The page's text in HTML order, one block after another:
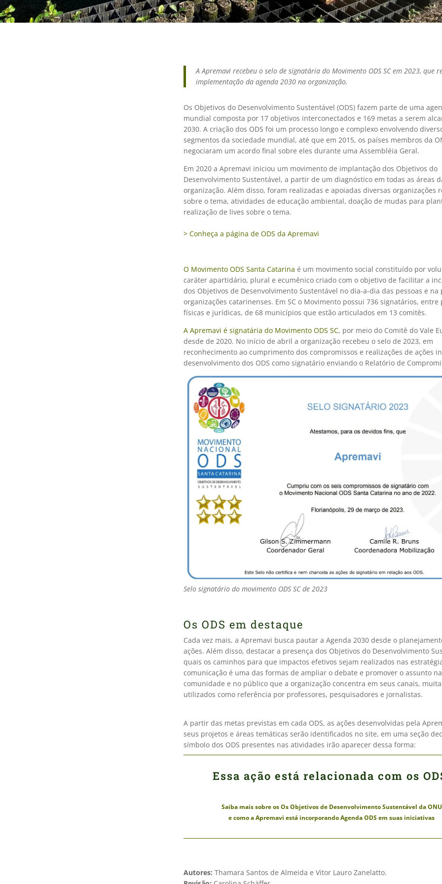
A Apremavi recebeu o selo de signatária do Movimento ODS SC em 2023, que
implementação da agenda 2030 na organização.
Os Objetivos do Desenvolvimento Sustentável (ODS) fazem parte de uma
mundial composta por 17 objetivos interconectados e 169 metas a serem
2030. A criação dos ODS foi um processo longo e complexo envolvendo
segmentos da sociedade mundial, até que em 2015, os países membros da
negociaram um acordo final sobre eles durante uma Assembléia Geral.
Em 2020 a Apremavi iniciou um movimento de implantação dos Objetivos do
Desenvolvimento Sustentável, a partir de um diagnóstico em todas as áreas
organização. Além disso, foram realizadas e apoiadas diversas organizações
sobre o tema, atividades de educação ambiental, doação de mudas para
realização de lives sobre o tema.
> Conheça a página de ODS da Apremavi
O Movimento ODS Santa Catarina é um movimento social constituído por
caráter apartidário, plural e ecumênico criado com o objetivo de facilitar a
dos Objetivos de Desenvolvimento Sustentável no dia-a-dia das pessoas e na
organizações catarinenses. Em SC o Movimento possui 736 signatários, entre
físicas e jurídicas, de 68 municípios que estão articulados em 13 comitês.
A Apremavi é signatária do Movimento ODS SC, por meio do Comitê do Vale
desde de 2020. No início de abril a organização recebeu o selo de 2023, em
reconhecimento ao cumprimento dos compromissos e realizações de ações
desenvolvimento dos ODS como signatário enviando o Relatório de
Selo signatário do movimento ODS SC de 2023
Os ODS em destaque
Cada vez mais, a Apremavi busca pautar a Agenda 2030 desde o
ações. Além disso, destacar a presença dos Objetivos do Desenvolvimento
quais os caminhos para que impactos efetivos sejam realizados nas
comunicação é uma das formas de ampliar o debate e promover o assunto na
comunidade e no público que a organização concentra em seus canais,
utilizados como referência por professores, pesquisadores e jornalistas.
A partir das metas previstas em cada ODS, as ações desenvolvidas pela
seus projetos e áreas temáticas serão identificados no site, em uma seção
símbolo dos ODS presentes nas atividades irão aparecer dessa forma:
Essa ação está relacionada com os
Saiba mais sobre os Os Objetivos de Desenvolvimento Sustentável da ONU
e como a Apremavi está incorporando Agenda ODS em suas iniciativas
Autores: Thamara Santos de Almeida e Vitor Lauro Zanelatto.